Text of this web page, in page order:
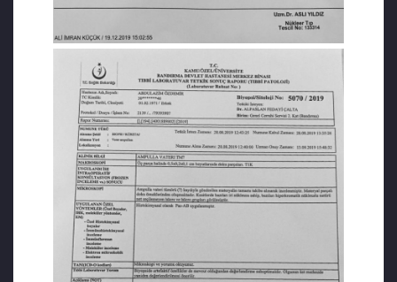
ozdemir-hayatini-kaybetti/
https://kronos34.news/tr/cezaevinde-
kansere-yakalanip-4-evreye-gelince-tahliye-
edilen-khkli-muhendis-abdulazim-ozdemir-
vefat-etti/